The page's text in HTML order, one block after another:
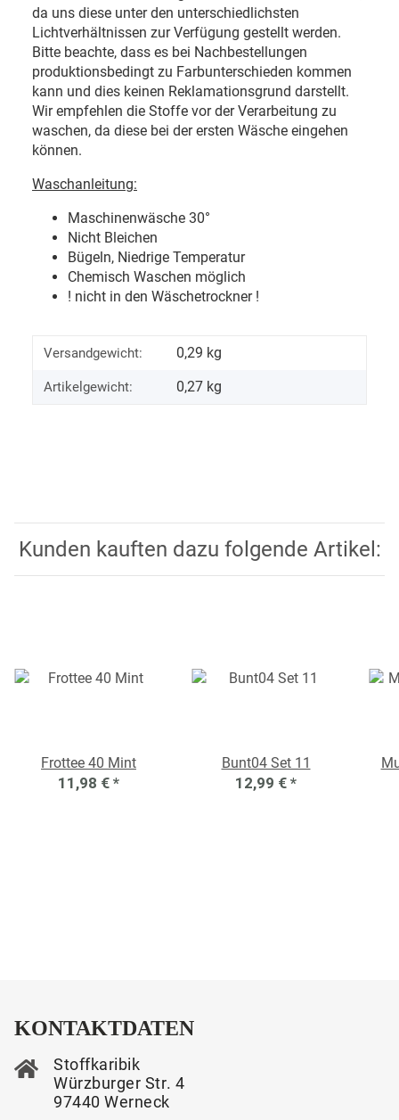
da uns diese unter den unterschiedlichsten
Lichtverhältnissen zur Verfügung gestellt werden.
Bitte beachte, dass es bei Nachbestellungen
produktionsbedingt zu Farbunterschieden kommen
kann und dies keinen Reklamationsgrund darstellt.
Wir empfehlen die Stoffe vor der Verarbeitung zu
waschen, da diese bei der ersten Wäsche eingehen
können.
Waschanleitung:
Maschinenwäsche 30°
Nicht Bleichen
Bügeln, Niedrige Temperatur
Chemisch Waschen möglich
! nicht in den Wäschetrockner !
Versandgewicht: 0,29 kg
Artikelgewicht: 0,27 kg
Kunden kauften dazu folgende Artikel:
Frottee 40 Mint
11,98 € *
Bunt04 Set 11
12,99 € *
KONTAKTDATEN
Stoffkaribik
Würzburger Str. 4
97440 Werneck